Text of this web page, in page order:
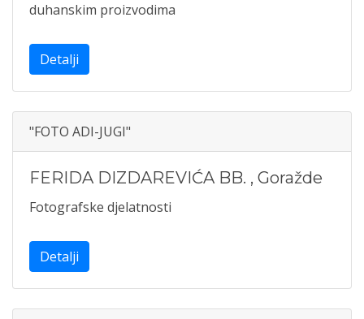
duhanskim proizvodima
Detalji
"FOTO ADI-JUGI"
FERIDA DIZDAREVIĆA BB. , Goražde
Fotografske djelatnosti
Detalji